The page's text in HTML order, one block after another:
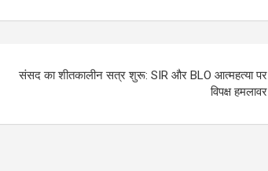
संसद का शीतकालीन सत्र शुरू: SIR और BLO आत्महत्या पर
विपक्ष हमलावर